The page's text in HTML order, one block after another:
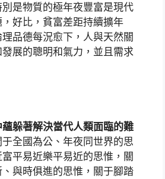
是物質的極年夜豐富是現代
好比，貧富差距持續擴年
品德每況愈下，人與天然關
展的聰明和氣力，並且需求
躲著解決當代人類面臨的難
全國為公、年夜同世界的思
平易近樂平易近的思惟，關
與時俱進的思惟，關于腳踏